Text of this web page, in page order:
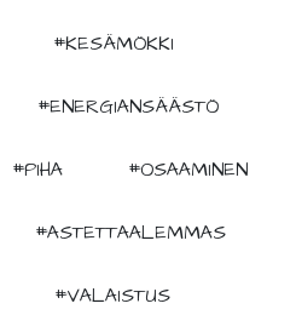
#KESÄMÖKKI
#ENERGIANSÄÄSTÖ
#PIHA #OSAAMINEN
#ASTETTAALEMMAS
#VALAISTUS